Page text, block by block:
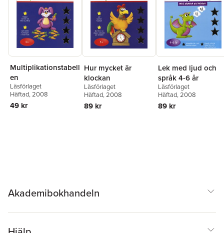
Multiplikationstabell
en
Läsförlaget
Häftad, 2008
49 kr
Hur mycket är
klockan
Läsförlaget
Häftad, 2008
89 kr
Lek med ljud och
språk 4-6 år
Läsförlaget
Häftad, 2008
89 kr
Akademibokhandeln